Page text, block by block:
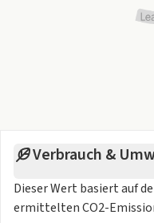
Verbrauch &
Dieser Wert basiert auf
ermittelten CO2-